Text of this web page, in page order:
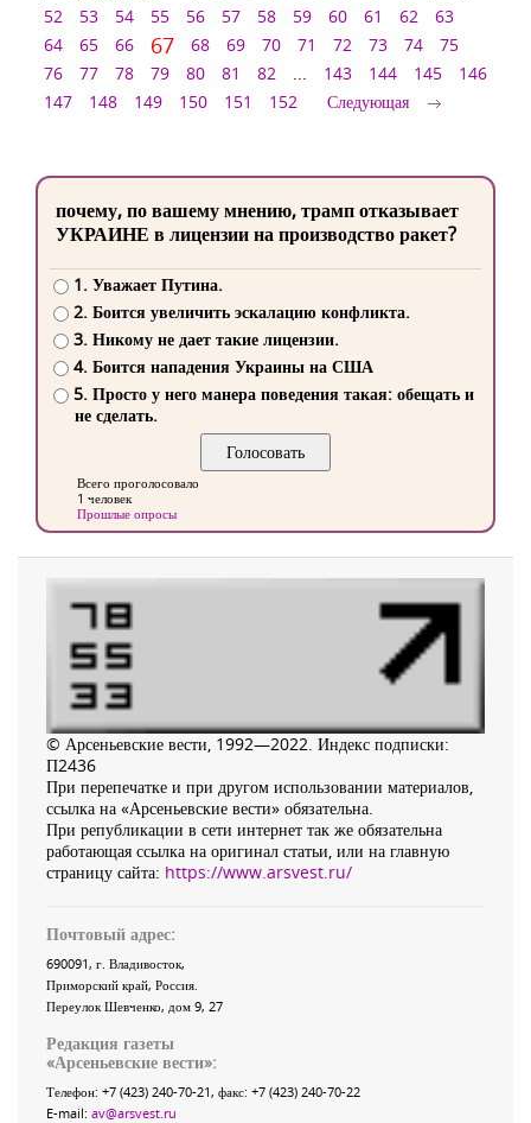
52
53 54 55 56 57 58 59 60 61 62
63
64
65 66 67 68 69 70 71 72 73 74
75
76
77 78 79 80 81 82 ... 143 144 145
146
147
148 149 150 151 152 Следующая
почему, по вашему мнению, трамп отказывает
УКРАИНЕ в лицензии на производство ракет?
1. Уважает Путина.
2. Боится увеличить эскалацию конфликта.
3. Никому не дает такие лицензии.
4. Боится нападения Украины на США
5. Просто у него манера поведения такая: обещать и
не сделать.
Всего проголосовало
1 человек
Прошлые опросы
© Арсеньевские вести, 1992—2022. Индекс подписки:
П2436
При перепечатке и при другом использовании материалов,
ссылка на «Арсеньевские вести» обязательна.
При републикации в сети интернет так же обязательна
работающая ссылка на оригинал статьи, или на главную
страницу сайта: https://www.arsvest.ru/
Почтовый адрес:
690091, г. Владивосток,
Приморский край, Россия
Переулок Шевченко, дом 9, 27
Редакция газеты
«Арсеньевские вести»:
Телефон: +7 (423) 240-70-21, факс: +7 (423) 240-70-22
E-mail: av@arsvest.ru